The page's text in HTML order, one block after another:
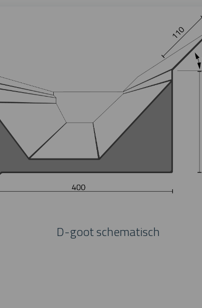
D-goot schematisch